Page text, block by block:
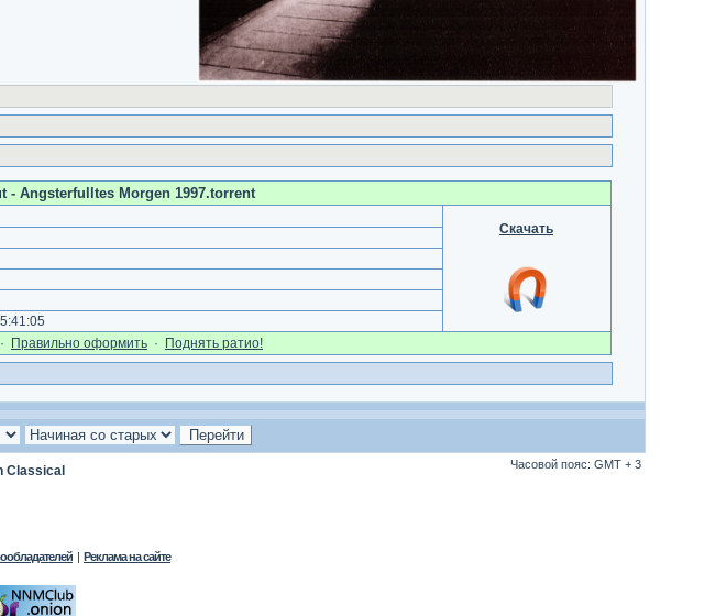
- Angsterfulltes Morgen 1997.torrent
Скачать
· Правильно оформить · Поднять ратио!
Classical Часовой пояс: GMT + 3
| Реклама на сайте